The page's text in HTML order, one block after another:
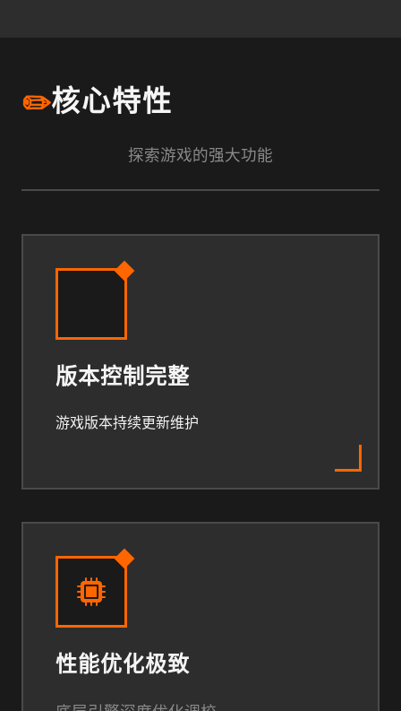
✏️核心特性
探索游戏的强大功能
版本控制完整
游戏版本持续更新维护
性能优化极致